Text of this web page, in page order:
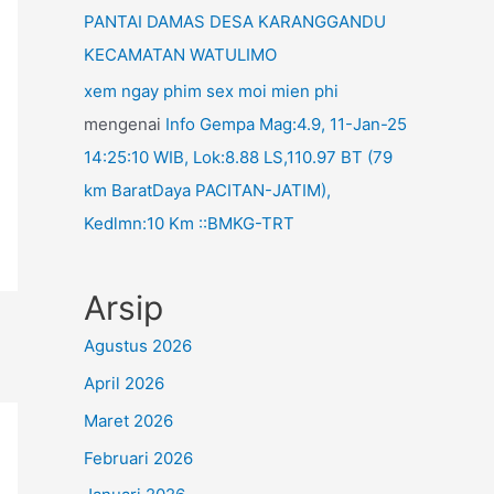
PANTAI DAMAS DESA KARANGGANDU
KECAMATAN WATULIMO
xem ngay phim sex moi mien phi
mengenai Info Gempa Mag:4.9, 11-Jan-25
14:25:10 WIB, Lok:8.88 LS,110.97 BT (79
km BaratDaya PACITAN-JATIM),
Kedlmn:10 Km ::BMKG-TRT
Arsip
Agustus 2026
April 2026
Maret 2026
Februari 2026